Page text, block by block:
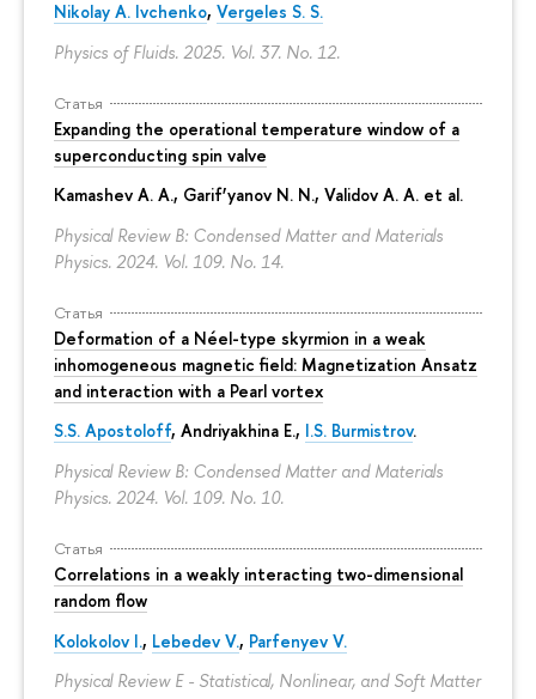
Nikolay A. Ivchenko, Vergeles S. S.
Physics of Fluids. 2025. Vol. 37. No. 12.
Статья
Expanding the operational temperature window of a
superconducting spin valve
Kamashev A. A., Garif’yanov N. N., Validov A. A. et al.
Physical Review B: Condensed Matter and Materials
Physics. 2024. Vol. 109. No. 14.
Статья
Deformation of a Néel-type skyrmion in a weak
inhomogeneous magnetic field: Magnetization Ansatz
and interaction with a Pearl vortex
S.S. Apostoloff, Andriyakhina E., I.S. Burmistrov.
Physical Review B: Condensed Matter and Materials
Physics. 2024. Vol. 109. No. 10.
Статья
Correlations in a weakly interacting two-dimensional
random flow
Kolokolov I., Lebedev V., Parfenyev V.
Physical Review E - Statistical, Nonlinear, and Soft Matter